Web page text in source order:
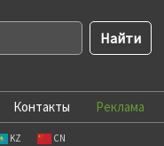
Контакты Реклама
KZ CN